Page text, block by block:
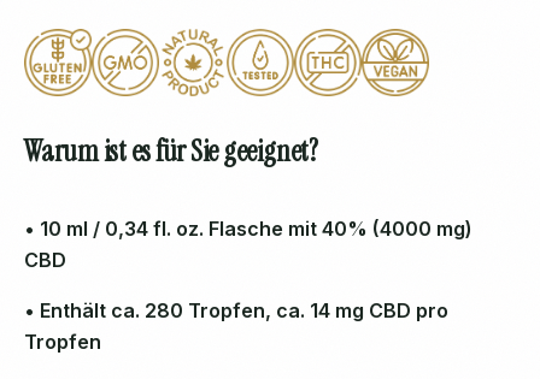
Warum ist es für Sie geeignet?
• 10 ml / 0,34 fl. oz. Flasche mit 40% (4000 mg)
CBD
• Enthält ca. 280 Tropfen, ca. 14 mg CBD pro
Tropfen